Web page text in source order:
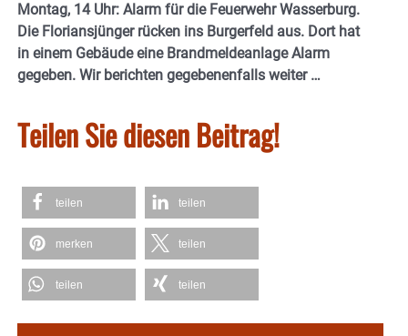
Montag, 14 Uhr: Alarm für die Feuerwehr Wasserburg.
Die Floriansjünger rücken ins Burgerfeld aus. Dort hat
in einem Gebäude eine Brandmeldeanlage Alarm
gegeben. Wir berichten gegebenenfalls weiter …
Teilen Sie diesen Beitrag!
teilen teilen
merken teilen
teilen teilen